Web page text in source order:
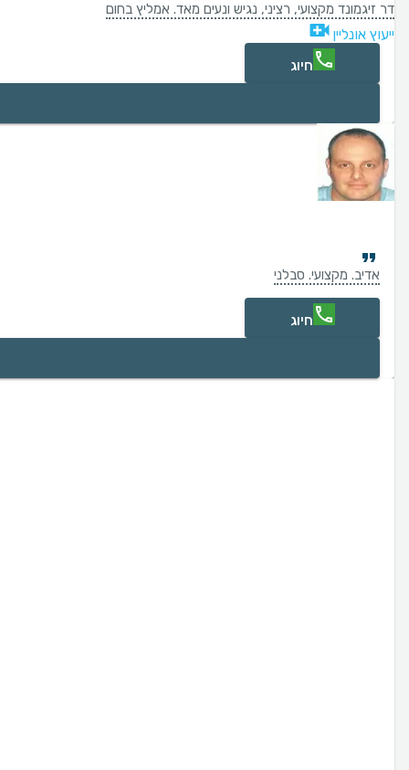
דר זיגמונד מקצועי, רציני, נגיש ונעים מאד. אמליץ בחום
ייעוץ אונליין
חיוג
אדיב. מקצועי. סבלני
חיוג